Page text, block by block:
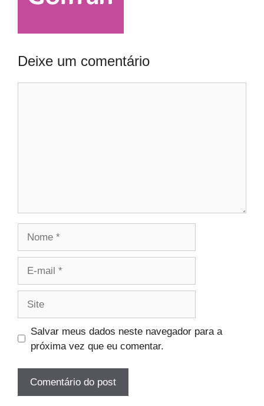
Deixe um comentário
Salvar meus dados neste navegador para a
próxima vez que eu comentar.